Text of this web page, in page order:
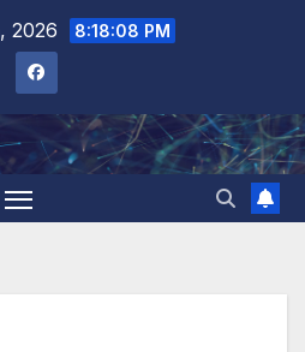
2026 8:18:09 PM